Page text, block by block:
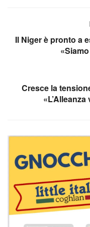
Il Niger è pronto a
Cresce la